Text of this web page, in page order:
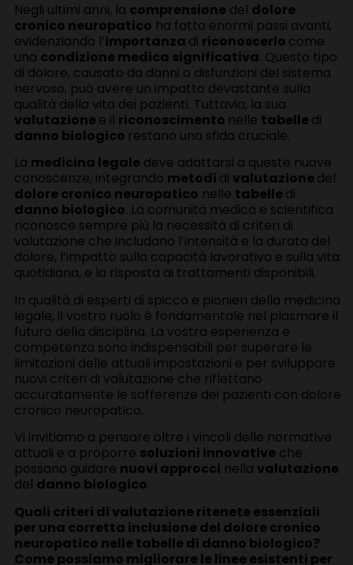
Negli ultimi anni, la comprensionedel dolore
cronico neuropatico ha fatto enormi passi avanti,
evidenziando l’importanza di riconoscerlo come
una condizione medica significativa. Questo tipo
di dolore, causato da danni o disfunzioni del sistema
nervoso, può avere un impatto devastante sulla
qualità della vita dei pazienti. Tuttavia, la sua
valutazionee il riconoscimento nelle tabelledi
danno biologico restano una sfida cruciale.
La medicina legaledeve adattarsi a queste nuove
conoscenze, integrando metodi di valutazionedel
dolore cronico neuropatico nelle tabelledi
danno biologico. La comunità medica e scientifica
riconosce sempre più la necessità di criteri di
valutazione che includano l’intensità e la durata del
dolore, l’impatto sulla capacità lavorativa e sulla vita
quotidiana, e la risposta ai trattamenti disponibili.
In qualità di esperti di spicco e pionieri della medicina
legale, il vostro ruolo è fondamentale nel plasmare il
futuro della disciplina. La vostra esperienza e
competenza sono indispensabili per superare le
limitazioni delle attuali impostazioni e per sviluppare
nuovi criteri di valutazione che riflettano
accuratamente le sofferenze dei pazienti con dolore
cronico neuropatico.
Vi invitiamo a pensare oltre i vincoli delle normative
attuali e a proporre soluzioni innovativeche
possano guidare nuovi approcci nella valutazione
del danno biologico.
Quali criteri di valutazione ritenete essenziali
per una corretta inclusione del dolore cronico
neuropatico nelle tabelle di danno biologico?
Come possiamo migliorare le linee esistenti per